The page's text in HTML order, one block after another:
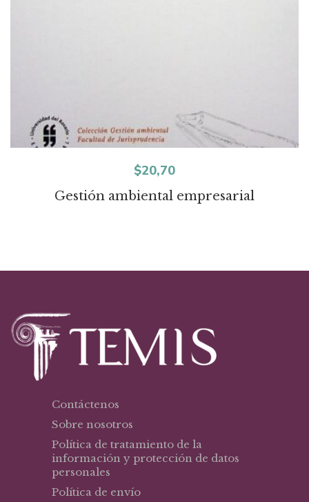
Gestión ambiental empresarial
$20,70
Contáctenos
Sobre nosotros
Política de tratamiento de la
información y protección de datos
personales
Política de envío